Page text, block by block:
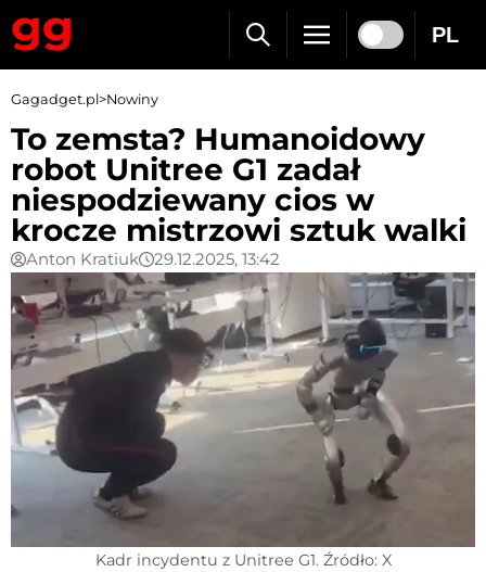
PL
Gagadget.pl>Nowiny
To zemsta? Humanoidowy
robot Unitree G1 zadał
niespodziewany cios w
krocze mistrzowi sztuk walki
Anton Kratiuk 29.12.2025, 13:42
Kadr incydentu z Unitree G1. Źródło: X